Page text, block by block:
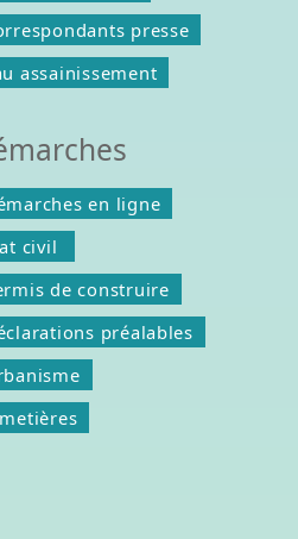
presse
assainissement
en ligne
civil
de construire
préalables